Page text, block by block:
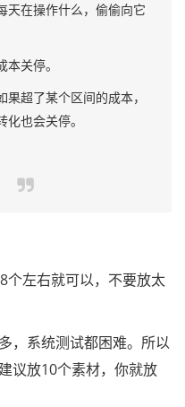
天在操作什么，偷偷向它
关停。
超了某个区间的成本，
也会关停。
左右就可以，不要放太
系统测试都困难。所以
议放10个素材，你就放